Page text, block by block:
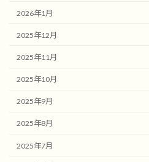
2026年1月
2025年12月
2025年11月
2025年10月
2025年9月
2025年8月
2025年7月